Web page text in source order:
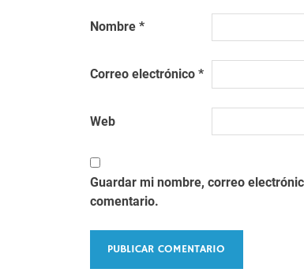
Nombre *
Correo electrónico *
Web
Guardar mi nombre, correo
comentario.